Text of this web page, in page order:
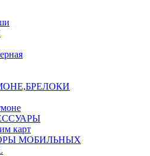
карт
МОБИЛЬНЫХ